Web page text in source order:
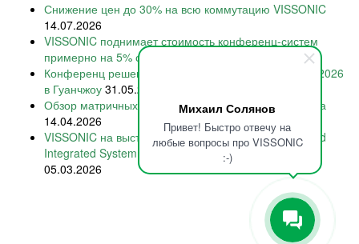
Михаил Солянов
Привет! Быстро отвечу на
любые вопросы про VISSONIC
:-)
Снижение цен до 30% на всю коммутацию VISSONIC
14.07.2026
VISSONIC поднимает стоимость конференц-систем
примерно на 5% с 15 июля 2026
Конференц решения VISSONIC на Prolight + Sound 2026
в Гуанчжоу 31.05.2026
Обзор матричных коммутаторов VISSONIC 2026 года
14.04.2026
VISSONIC на выставке International Smart Display and
Integrated System Exhibition 2026 в Шэньчжэне
05.03.2026